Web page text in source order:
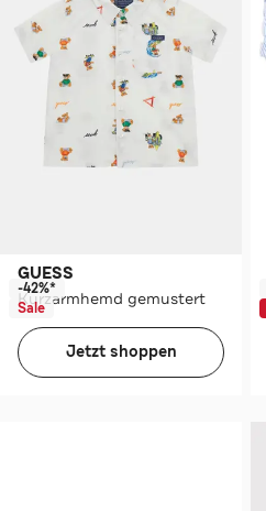
GUESS
Kurzarmhemd gemustert
-42%*
Sale
Jetzt shoppen